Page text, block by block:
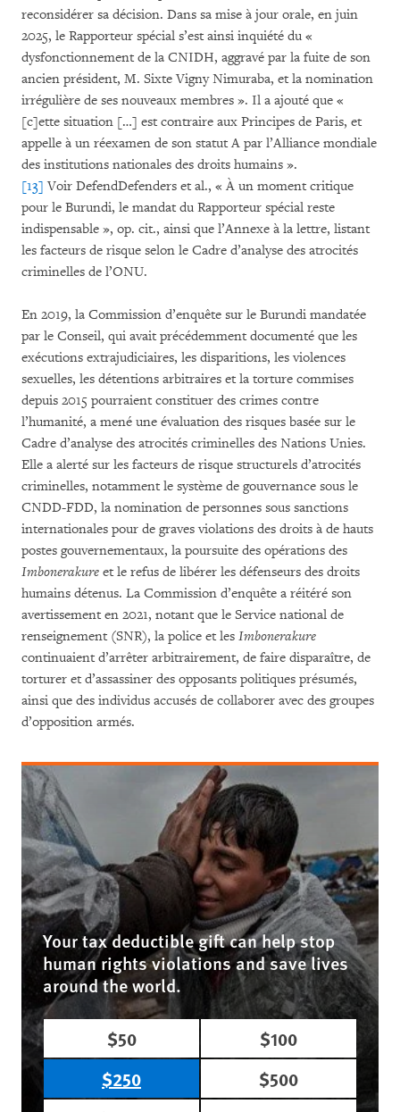
reconsidérer sa décision. Dans sa mise à jour orale, en juin
2025, le Rapporteur spécial s’est ainsi inquiété du «
dysfonctionnement de la CNIDH, aggravé par la fuite de son
ancien président, M. Sixte Vigny Nimuraba, et la nomination
irrégulière de ses nouveaux membres ». Il a ajouté que «
[c]ette situation […] est contraire aux Principes de Paris, et
appelle à un réexamen de son statut A par l’Alliance mondiale
des institutions nationales des droits humains ».
[13] Voir DefendDefenders et al., « À un moment critique
pour le Burundi, le mandat du Rapporteur spécial reste
indispensable », op. cit., ainsi que l’Annexe à la lettre, listant
les facteurs de risque selon le Cadre d’analyse des atrocités
criminelles de l’ONU.
En 2019, la Commission d’enquête sur le Burundi mandatée
par le Conseil, qui avait précédemment documenté que les
exécutions extrajudiciaires, les disparitions, les violences
sexuelles, les détentions arbitraires et la torture commises
depuis 2015 pourraient constituer des crimes contre
l’humanité, a mené une évaluation des risques basée sur le
Cadre d’analyse des atrocités criminelles des Nations Unies.
Elle a alerté sur les facteurs de risque structurels d’atrocités
criminelles, notamment le système de gouvernance sous le
CNDD-FDD, la nomination de personnes sous sanctions
internationales pour de graves violations des droits à de hauts
postes gouvernementaux, la poursuite des opérations des
Imbonerakure et le refus de libérer les défenseurs des droits
humains détenus. La Commission d’enquête a réitéré son
avertissement en 2021, notant que le Service national de
renseignement (SNR), la police et les Imbonerakure
continuaient d’arrêter arbitrairement, de faire disparaître, de
torturer et d’assassiner des opposants politiques présumés,
ainsi que des individus accusés de collaborer avec des groupes
d’opposition armés.
Your tax deductible gift can help stop
human rights violations and save lives
around the world.
$50
$100
$250
$500